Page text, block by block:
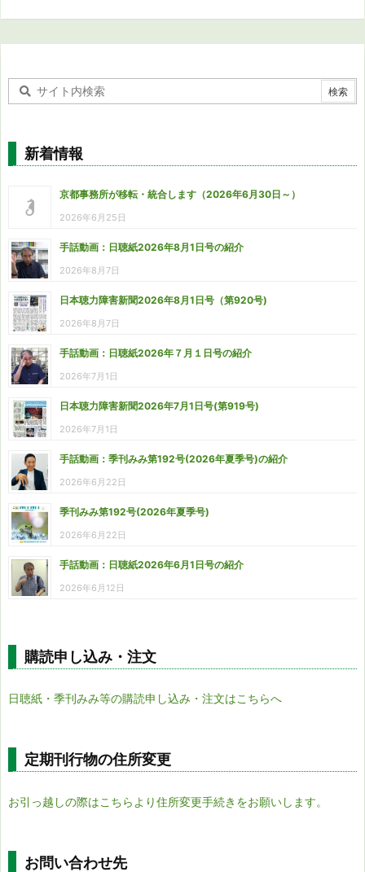
新着情報
京都事務所が移転・統合します（2026年6月30日～）
2026年6月25日
手話動画：日聴紙2026年8月1日号の紹介
2026年8月7日
日本聴力障害新聞2026年8月1日号（第920号)
2026年8月7日
手話動画：日聴紙2026年７月１日号の紹介
2026年7月1日
日本聴力障害新聞2026年7月1日号(第919号)
2026年7月1日
手話動画：季刊みみ第192号(2026年夏季号)の紹介
2026年6月22日
季刊みみ第192号(2026年夏季号)
2026年6月22日
手話動画：日聴紙2026年6月1日号の紹介
2026年6月12日
購読申し込み・注文
日聴紙・季刊みみ等の購読申し込み・注文はこちらへ
定期刊行物の住所変更
お引っ越しの際はこちらより住所変更手続きをお願いします。
お問い合わせ先